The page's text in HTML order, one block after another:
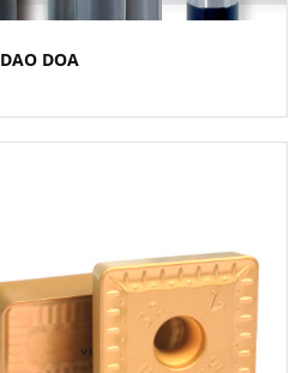
DAO DOA